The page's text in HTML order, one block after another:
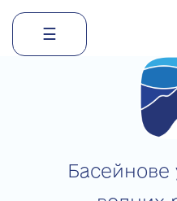
☰
Басейнове